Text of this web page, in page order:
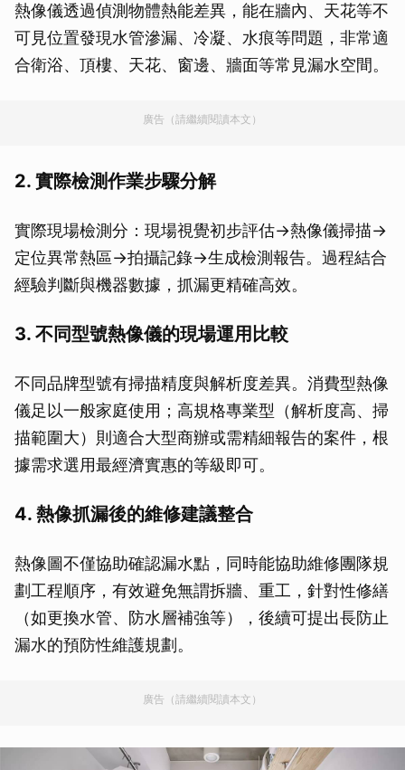
熱像儀透過偵測物體熱能差異，能在牆內、天花等不
可見位置發現水管滲漏、冷凝、水痕等問題，非常適
合衛浴、頂樓、天花、窗邊、牆面等常見漏水空間。
廣告（請繼續閱讀本文）
2. 實際檢測作業步驟分解
實際現場檢測分：現場視覺初步評估→熱像儀掃描→
定位異常熱區→拍攝記錄→生成檢測報告。過程結合
經驗判斷與機器數據，抓漏更精確高效。
3. 不同型號熱像儀的現場運用比較
不同品牌型號有掃描精度與解析度差異。消費型熱像
儀足以一般家庭使用；高規格專業型（解析度高、掃
描範圍大）則適合大型商辦或需精細報告的案件，根
據需求選用最經濟實惠的等級即可。
4. 熱像抓漏後的維修建議整合
熱像圖不僅協助確認漏水點，同時能協助維修團隊規
劃工程順序，有效避免無謂拆牆、重工，針對性修繕
（如更換水管、防水層補強等），後續可提出長防止
漏水的預防性維護規劃。
廣告（請繼續閱讀本文）